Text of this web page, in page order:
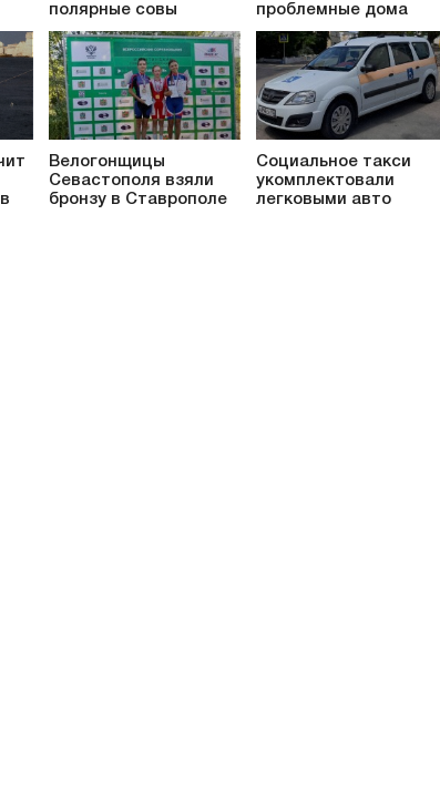
полярные совы
проблемные дома
Велогонщицы
Севастополя взяли
бронзу в Ставрополе
Социальное такси
укомплектовали
легковыми авто